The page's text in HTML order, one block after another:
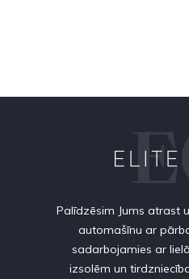
Palīdzēsim Jums atrast
automašīnu ar
sadarbojamies ar
izsolēm un